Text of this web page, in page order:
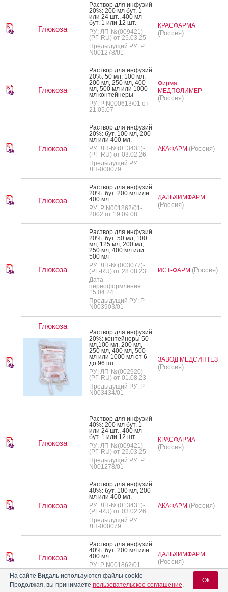
Глюкоза
Рас­твор для ин­фу­зий
20%: 200 мл бут. 1
или 24 шт., 400 мл
бут. 1 или 12 шт.
РУ: ЛП-№(009421)-
(РГ-RU) от 25.03.25
Предыдущий РУ: Р
N001278/01
КРАСФАРМА
(Россия)
Глюкоза
Рас­твор для ин­фу­зий
20%: 50 мл, 100 мл,
200 мл, 250 мл, 400
мл, 500 мл или 1000
мл кон­тей­не­ры
РУ: Р N000613/01 от
21.05.07
Фирма
МЕДПОЛИМЕР
(Россия)
Глюкоза
Рас­твор для ин­фу­зий
20%: бут. 100 мл, 200
мл или 400 мл.
РУ: ЛП-№(013431)-
(РГ-RU) от 03.02.26
Предыдущий РУ:
ЛП-000079
АКАФАРМ (Россия)
Глюкоза
Рас­твор для ин­фу­зий
20%: бут. 200 мл или
400 мл
РУ: Р N001862/01-
2002 от 19.09.08
ДАЛЬХИМФАРМ
(Россия)
Глюкоза
Рас­твор для ин­фу­зий
20%: бут. 50 мл, 100
мл, 125 мл, 200 мл,
250 мл, 400 мл или
500 мл
РУ: ЛП-№(003077)-
(РГ-RU) от 28.08.23
Дата
переоформления:
15.04.24
Предыдущий РУ: Р
N003903/01
ИСТ-ФАРМ (Россия)
Глюкоза
Рас­твор для ин­фу­зий
20%: кон­тей­не­ры 50
мл,100 мл, 200 мл,
250 мл, 400 мл, 500
мл или 1000 мл от 6
до 96 шт.
РУ: ЛП-№(002920)-
(РГ-RU) от 01.08.23
Предыдущий РУ: Р
N003434/01
ЗАВОД МЕДСИНТЕЗ
(Россия)
Глюкоза
Рас­твор для ин­фу­зий
40%: 200 мл бут. 1
или 24 шт., 400 мл
бут. 1 или 12 шт.
РУ: ЛП-№(009421)-
(РГ-RU) от 25.03.25
Предыдущий РУ: Р
N001278/01
КРАСФАРМА
(Россия)
Глюкоза
Рас­твор для ин­фу­зий
40%: бут. 100 мл, 200
мл или 400 мл.
РУ: ЛП-№(013431)-
(РГ-RU) от 03.02.26
Предыдущий РУ:
ЛП-000079
АКАФАРМ (Россия)
Глюкоза
Рас­твор для ин­фу­зий
40%: бут. 200 мл или
400 мл.
РУ: Р N001862/01-
2002 от 19.09.08
ДАЛЬХИМФАРМ
(Россия)
Глюкоза
На сайте Видаль используются файлы cookie
Продолжая, вы принимаете пользовательское соглашение.
Ok